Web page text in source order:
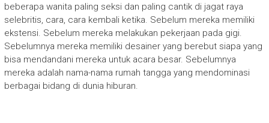
beberapa wanita paling seksi dan paling cantik di jagat raya
selebritis, cara, cara kembali ketika. Sebelum mereka memiliki
ekstensi. Sebelum mereka melakukan pekerjaan pada gigi.
Sebelumnya mereka memiliki desainer yang berebut siapa yang
bisa mendandani mereka untuk acara besar. Sebelumnya
mereka adalah nama-nama rumah tangga yang mendominasi
berbagai bidang di dunia hiburan.